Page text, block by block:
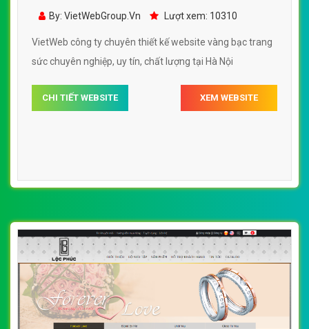
Sức Ngọc Thẫm đẹp SEO nhanh hiệu quả
By: VietWebGroup.Vn Lượt xem: 10310
VietWeb công ty chuyên thiết kế website vàng bạc trang
sức chuyên nghiệp, uy tín, chất lượng tại Hà Nội
CHI TIẾT WEBSITE XEM WEBSITE